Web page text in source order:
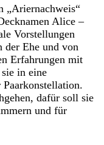
„Ariernachweis“
Alice –
Vorstellungen
der Ehe und von
Erfahrungen mit
in eine
dafür soll sie
und für